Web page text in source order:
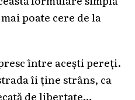
poate cere de la
între acești pereți.
îi ține strâns, ca
de libertate…